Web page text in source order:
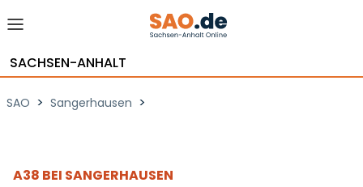
SACHSEN-ANHALT
SAO > Sangerhausen >
A38 BEI SANGERHAUSEN